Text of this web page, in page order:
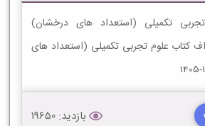
تکمیلی (استعداد های درخشان)
کتاب علوم تجربی تکمیلی (استعداد های
بازدید: 19650